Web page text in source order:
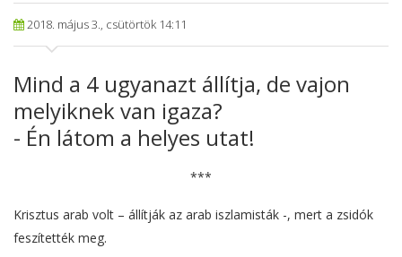
2018. május 3., csütörtök 14:11
Mind a 4 ugyanazt állítja, de vajon
melyiknek van igaza?
- Én látom a helyes utat!
***
Krisztus arab volt – állítják az arab iszlamisták -, mert a zsidók
feszítették meg.